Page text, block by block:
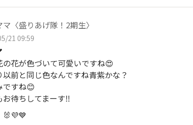
マ〈盛りあげ隊！2期生〉
21 09:59
の花が色づいて可愛いですね😍
以前と同じ色なんですね青紫かな？
ですね😊
お待ちしてまーす‼️